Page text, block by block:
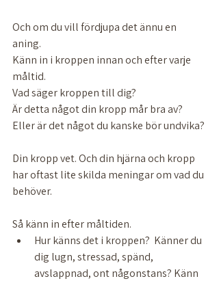
Och om du vill fördjupa det ännu en
aning.
Känn in i kroppen innan och efter varje
måltid.
Vad säger kroppen till dig?
Är detta något din kropp mår bra av?
Eller är det något du kanske bör undvika?
Din kropp vet. Och din hjärna och kropp
har oftast lite skilda meningar om vad du
behöver.
Så känn in efter måltiden.
Hur känns det i kroppen?  Känner du
dig lugn, stressad, spänd,
avslappnad, ont någonstans? Känn